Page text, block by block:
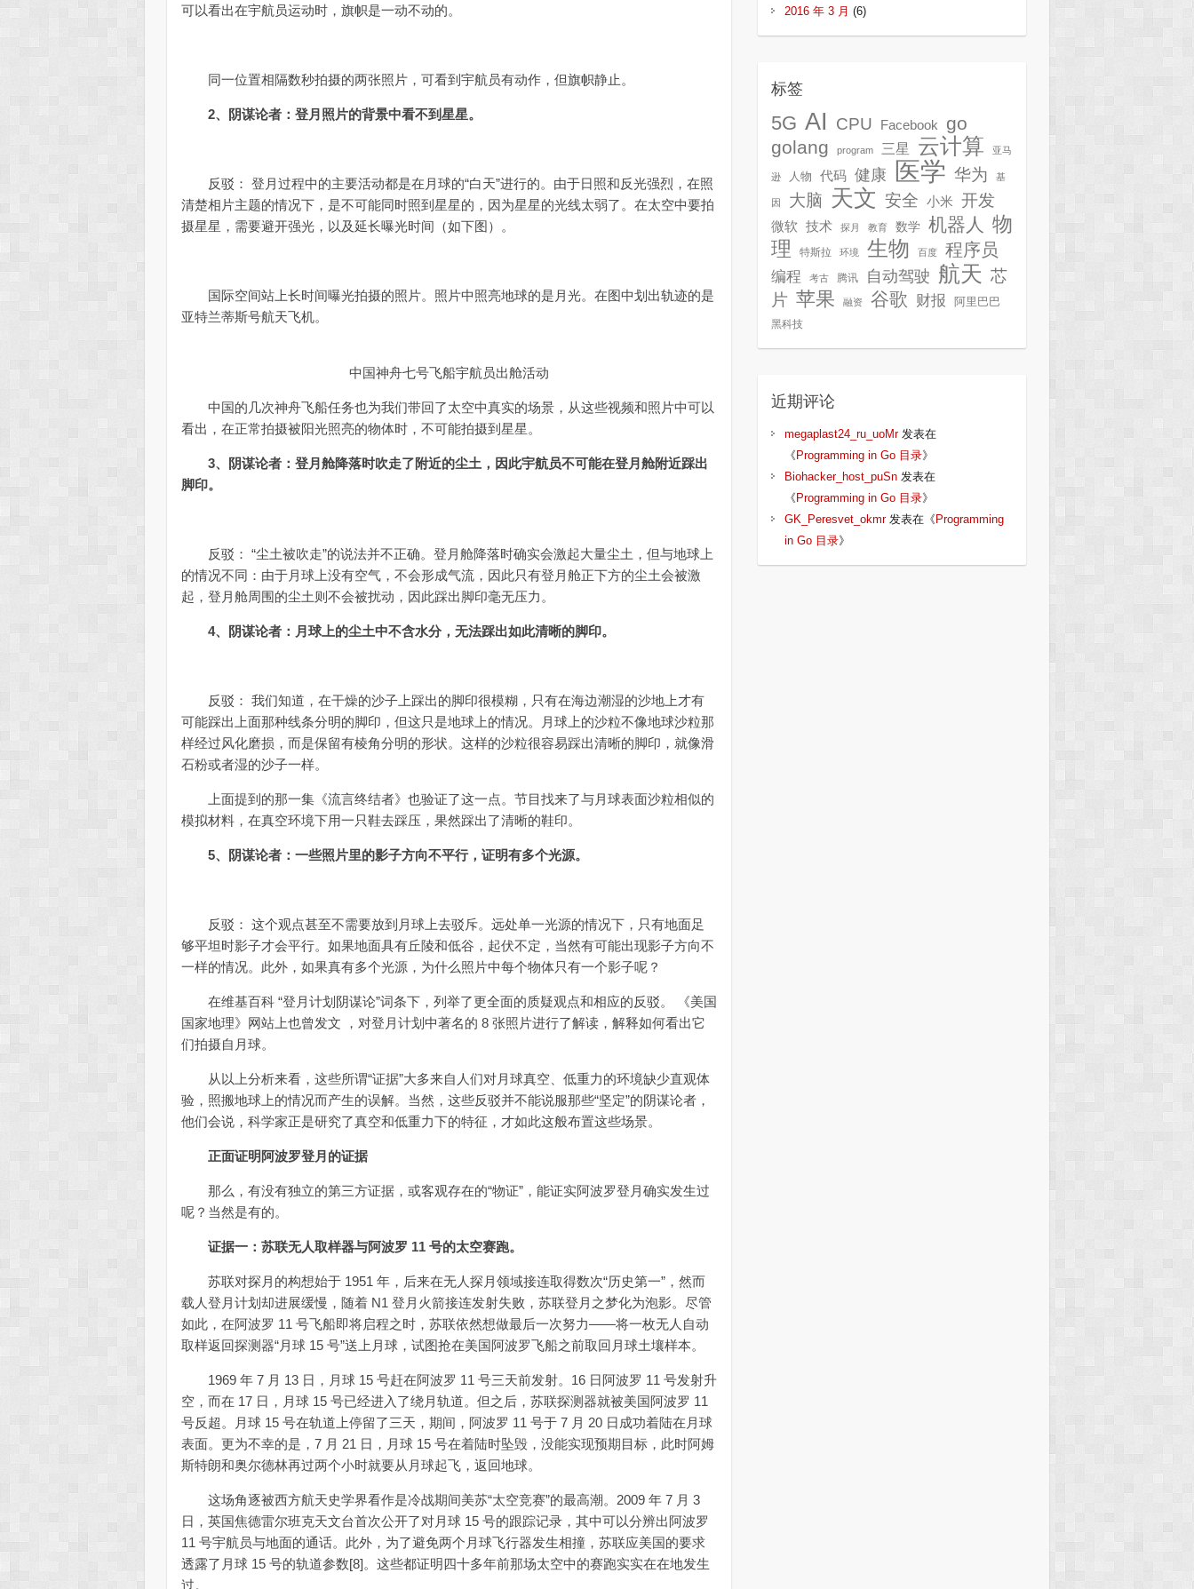
可以看出在宇航员运动时，旗帜是一动不动的。
同一位置相隔数秒拍摄的两张照片，可看到宇航员有动作，但旗帜静止。
2、阴谋论者：登月照片的背景中看不到星星。
反驳： 登月过程中的主要活动都是在月球的“白天”进行的。由于日照和反光强烈，在照
清楚相片主题的情况下，是不可能同时照到星星的，因为星星的光线太弱了。在太空中要拍
摄星星，需要避开强光，以及延长曝光时间（如下图）。
国际空间站上长时间曝光拍摄的照片。照片中照亮地球的是月光。在图中划出轨迹的是
亚特兰蒂斯号航天飞机。
中国神舟七号飞船宇航员出舱活动
中国的几次神舟飞船任务也为我们带回了太空中真实的场景，从这些视频和照片中可以
看出，在正常拍摄被阳光照亮的物体时，不可能拍摄到星星。
3、阴谋论者：登月舱降落时吹走了附近的尘土，因此宇航员不可能在登月舱附近踩出
脚印。
反驳： “尘土被吹走”的说法并不正确。登月舱降落时确实会激起大量尘土，但与地球上
的情况不同：由于月球上没有空气，不会形成气流，因此只有登月舱正下方的尘土会被激
起，登月舱周围的尘土则不会被扰动，因此踩出脚印毫无压力。
4、阴谋论者：月球上的尘土中不含水分，无法踩出如此清晰的脚印。
反驳： 我们知道，在干燥的沙子上踩出的脚印很模糊，只有在海边潮湿的沙地上才有
可能踩出上面那种线条分明的脚印，但这只是地球上的情况。月球上的沙粒不像地球沙粒那
样经过风化磨损，而是保留有棱角分明的形状。这样的沙粒很容易踩出清晰的脚印，就像滑
石粉或者湿的沙子一样。
上面提到的那一集《流言终结者》也验证了这一点。节目找来了与月球表面沙粒相似的
模拟材料，在真空环境下用一只鞋去踩压，果然踩出了清晰的鞋印。
5、阴谋论者：一些照片里的影子方向不平行，证明有多个光源。
反驳： 这个观点甚至不需要放到月球上去驳斥。远处单一光源的情况下，只有地面足
够平坦时影子才会平行。如果地面具有丘陵和低谷，起伏不定，当然有可能出现影子方向不
一样的情况。此外，如果真有多个光源，为什么照片中每个物体只有一个影子呢？
在维基百科 “登月计划阴谋论”词条下，列举了更全面的质疑观点和相应的反驳。 《美国
国家地理》网站上也曾发文 ，对登月计划中著名的 8 张照片进行了解读，解释如何看出它
们拍摄自月球。
从以上分析来看，这些所谓“证据”大多来自人们对月球真空、低重力的环境缺少直观体
验，照搬地球上的情况而产生的误解。当然，这些反驳并不能说服那些“坚定”的阴谋论者，
他们会说，科学家正是研究了真空和低重力下的特征，才如此这般布置这些场景。
正面证明阿波罗登月的证据
那么，有没有独立的第三方证据，或客观存在的“物证”，能证实阿波罗登月确实发生过
呢？当然是有的。
证据一：苏联无人取样器与阿波罗 11 号的太空赛跑。
苏联对探月的构想始于 1951 年，后来在无人探月领域接连取得数次“历史第一”，然而
载人登月计划却进展缓慢，随着 N1 登月火箭接连发射失败，苏联登月之梦化为泡影。尽管
如此，在阿波罗 11 号飞船即将启程之时，苏联依然想做最后一次努力——将一枚无人自动
取样返回探测器“月球 15 号”送上月球，试图抢在美国阿波罗飞船之前取回月球土壤样本。
1969 年 7 月 13 日，月球 15 号赶在阿波罗 11 号三天前发射。16 日阿波罗 11 号发射升
空，而在 17 日，月球 15 号已经进入了绕月轨道。但之后，苏联探测器就被美国阿波罗 11
号反超。月球 15 号在轨道上停留了三天，期间，阿波罗 11 号于 7 月 20 日成功着陆在月球
表面。更为不幸的是，7 月 21 日，月球 15 号在着陆时坠毁，没能实现预期目标，此时阿姆
斯特朗和奥尔德林再过两个小时就要从月球起飞，返回地球。
这场角逐被西方航天史学界看作是冷战期间美苏“太空竞赛”的最高潮。2009 年 7 月 3
日，英国焦德雷尔班克天文台首次公开了对月球 15 号的跟踪记录，其中可以分辨出阿波罗
11 号宇航员与地面的通话。此外，为了避免两个月球飞行器发生相撞，苏联应美国的要求
透露了月球 15 号的轨道参数[8]。这些都证明四十多年前那场太空中的赛跑实实在在地发生
过。
2016 年 3 月 (6)
标签
5G AI CPU Facebook
go
golang
program 三星 云计算 亚马
逊 人物 代码 健康 医学 华为 基
因 大脑 天文 安全 小米 开发
微软 技术 探月 教育 数学 机器人 物
理
特斯拉 环境 生物 百度 程序员
编程 考古 腾讯 自动驾驶 航天 芯
片 苹果 融资 谷歌 财报 阿里巴巴
黑科技
近期评论
megaplast24_ru_uoMr发表在
《 Programming in Go 目录》
Biohacker_host_puSn发表在
《 Programming in Go 目录》
GK_Peresvet_okmr发表在《 Programming
in Go 目录》